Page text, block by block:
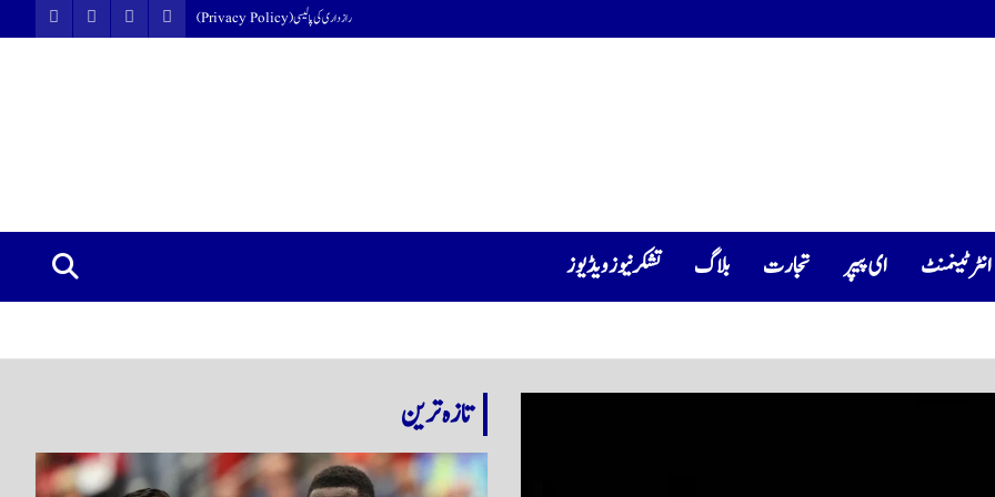
رازداری کی پالیسی (Privacy Policy)
انٹرٹینمنٹ ای پیپر تجارت بلاگ تشکرنیوز ویڈیوز
تازہ ترین